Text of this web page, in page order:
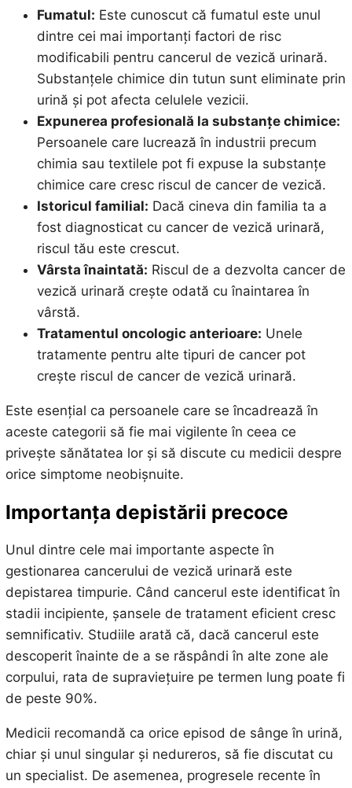
Fumatul: Este cunoscut că fumatul este unul
dintre cei mai importanți factori de risc
modificabili pentru cancerul de vezică urinară.
Substanțele chimice din tutun sunt eliminate prin
urină și pot afecta celulele vezicii.
Expunerea profesională la substanțe chimice:
Persoanele care lucrează în industrii precum
chimia sau textilele pot fi expuse la substanțe
chimice care cresc riscul de cancer de vezică.
Istoricul familial: Dacă cineva din familia ta a
fost diagnosticat cu cancer de vezică urinară,
riscul tău este crescut.
Vârsta înaintată: Riscul de a dezvolta cancer de
vezică urinară crește odată cu înaintarea în
vârstă.
Tratamentul oncologic anterioare: Unele
tratamente pentru alte tipuri de cancer pot
crește riscul de cancer de vezică urinară.
Este esențial ca persoanele care se încadrează în
aceste categorii să fie mai vigilente în ceea ce
privește sănătatea lor și să discute cu medicii despre
orice simptome neobișnuite.
Importanța depistării precoce
Unul dintre cele mai importante aspecte în
gestionarea cancerului de vezică urinară este
depistarea timpurie. Când cancerul este identificat în
stadii incipiente, șansele de tratament eficient cresc
semnificativ. Studiile arată că, dacă cancerul este
descoperit înainte de a se răspândi în alte zone ale
corpului, rata de supraviețuire pe termen lung poate fi
de peste 90%.
Medicii recomandă ca orice episod de sânge în urină,
chiar și unul singular și nedureros, să fie discutat cu
un specialist. De asemenea, progresele recente în